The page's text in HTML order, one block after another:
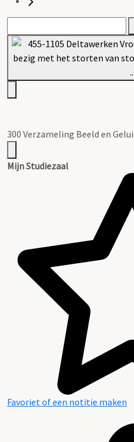
300 Verzameling Beeld en
Mijn Studiezaal
Favoriet of een notitie maken